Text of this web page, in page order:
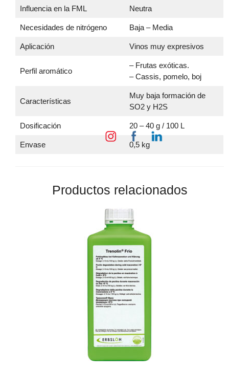
Influencia en la FML Neutra
Necesidades de nitrógeno Baja – Media
Aplicación Vinos muy expresivos
Perfil aromático
– Frutas exóticas.
– Cassis, pomelo, boj
Características
Muy baja formación de
SO2 y H2S
Dosificación 20 – 40 g / 100 L
Envase 0,5 kg
Productos relacionados